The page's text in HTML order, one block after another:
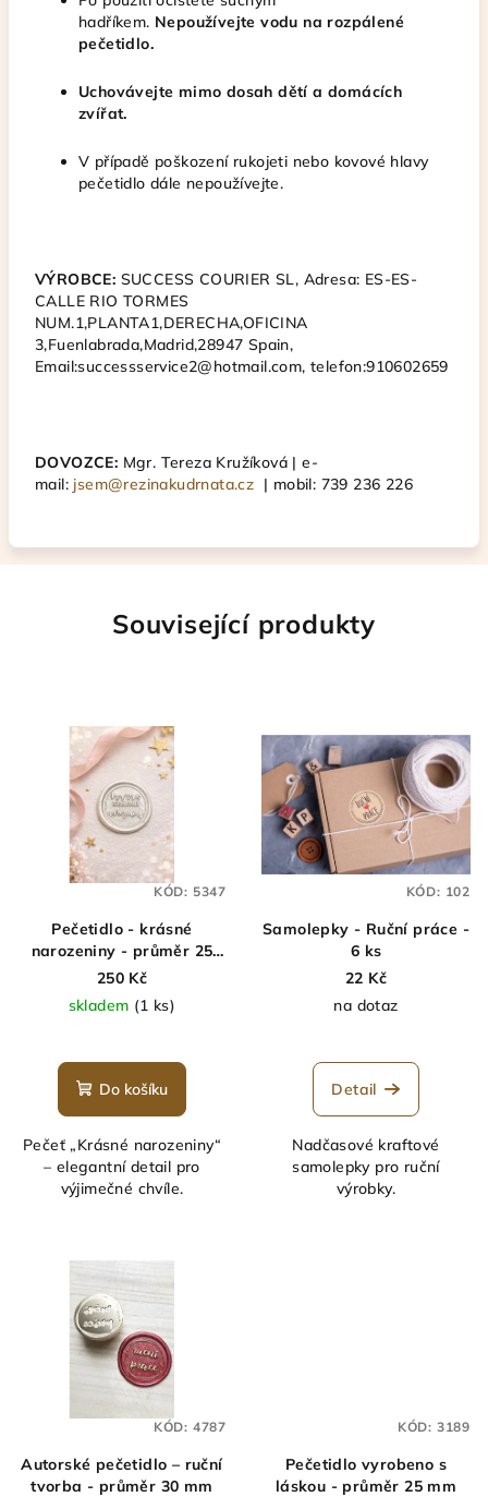
hadříkem. Nepoužívejte vodu na rozpálené
pečetidlo.
Uchovávejte mimo dosah dětí a domácích
zvířat.
V případě poškození rukojeti nebo kovové hlavy
pečetidlo dále nepoužívejte.
VÝROBCE: SUCCESS COURIER SL, Adresa: ES-ES-
CALLE RIO TORMES
NUM.1,PLANTA1,DERECHA,OFICINA
3,Fuenlabrada,Madrid,28947 Spain,
Email:successservice2@hotmail.com, telefon:910602659
DOVOZCE: Mgr. Tereza Kružíková | e-
mail: jsem@rezinakudrnata.cz | mobil: 739 236 226
Související produkty
Pečetidlo - krásné
narozeniny - průměr 25
mm
250 Kč
skladem (1 ks)
hodnocení
produktu
z
5
hvězdiček.
Do košíku
Pečeť „Krásné narozeniny“
– elegantní detail pro
výjimečné chvíle.
KÓD: 5347
Samolepky - Ruční práce -
6 ks
22 Kč
na dotaz
Detail
Nadčasové kraftové
samolepky pro ruční
výrobky.
KÓD: 102
Autorské pečetidlo – ruční
tvorba - průměr 30 mm
KÓD: 4787
Pečetidlo vyrobeno s
láskou - průměr 25 mm
KÓD: 3189